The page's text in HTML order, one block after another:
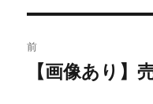
稿
前
【画像あり】